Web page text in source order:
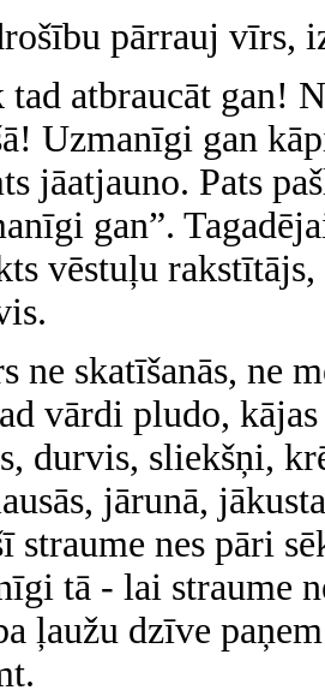
pārrauj vīrs,
tad atbraucāt gan!
Uzmanīgi gan
jāatjauno. Pats
gan”.
vēstuļu
ne skatīšanās, ne
vārdi pludo,
durvis, sliekšņi,
jārunā,
straume nes pāri
tā - lai straume
ļaužu dzīve